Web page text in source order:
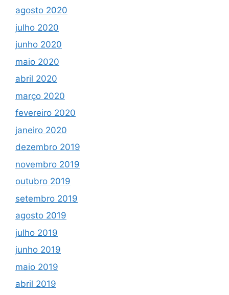
agosto 2020
julho 2020
junho 2020
maio 2020
abril 2020
março 2020
fevereiro 2020
janeiro 2020
dezembro 2019
novembro 2019
outubro 2019
setembro 2019
agosto 2019
julho 2019
junho 2019
maio 2019
abril 2019